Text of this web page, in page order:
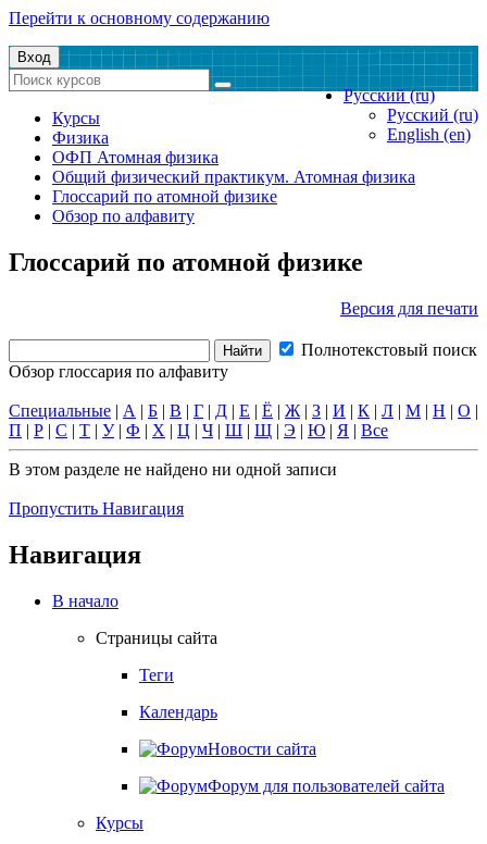
Перейти к основному содержанию
Вход
Русский ‎(ru)‎
Русский ‎(ru)‎
English ‎(en)‎
Курсы
Физика
ОФП Атомная физика
Общий физический практикум. Атомная физика
Глоссарий по атомной физике
Обзор по алфавиту
Глоссарий по атомной физике
Версия для печати
Полнотекстовый поиск
Обзор глоссария по алфавиту
Специальные | А | Б | В | Г | Д | Е | Ё | Ж | З | И | К | Л | М | Н | О |
П | Р | С | Т | У| Ф | Х | Ц | Ч | Ш | Щ | Э | Ю | Я | Все
В этом разделе не найдено ни одной записи
Пропустить Навигация
Навигация
В начало
Страницы сайта
Теги
Календарь
Новости сайта
Форум для пользователей сайта
Курсы